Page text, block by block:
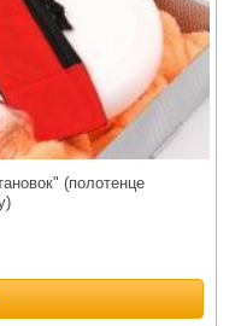
(полотенце